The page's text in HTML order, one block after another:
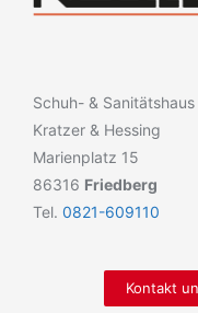
Schuh- & Sanitätshaus
Kratzer & Hessing
Marienplatz 15
86316 Friedberg
Tel. 0821-609110
Kontakt